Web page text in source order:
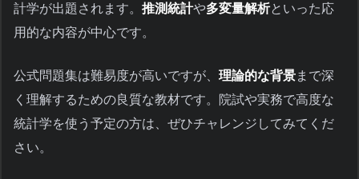
計学が出題されます。 推測統計や多変量解析といった応
用的な内容が中心です。
公式問題集は難易度が高いですが、 理論的な背景まで深
く理解するための良質な教材です。院試や実務で高度な
統計学を使う予定の方は、ぜひチャレンジしてみてくだ
さい。